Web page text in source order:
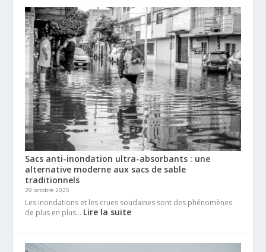
Sacs anti-inondation ultra-absorbants : une
alternative moderne aux sacs de sable
traditionnels
29 octobre 2025
Les inondations et les crues soudaines sont des phénomènes
de plus en plus… Lire la suite